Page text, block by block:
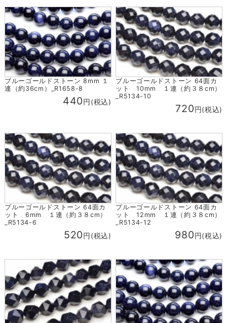
ブルーゴールドストーン 8mm １
連（約36cm）_R1658-8
440円(税込)
ブルーゴールドストーン 64面カ
ット 10mm １連（約３８cm）
_R5134-10
720円(税込)
ブルーゴールドストーン 64面カ
ット 6mm １連（約３８cm）
_R5134-6
520円(税込)
ブルーゴールドストーン 64面カ
ット 12mm １連（約３８cm）
_R5134-12
980円(税込)